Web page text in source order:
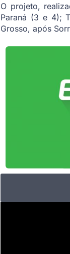
O projeto,
Paraná (3 e 4);
Grosso, após